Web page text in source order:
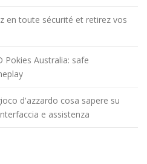
en toute sécurité et retirez vos
Pokies Australia: safe
d'azzardo cosa sapere su
e assistenza